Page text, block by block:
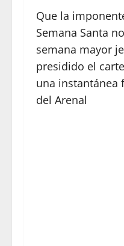
Que la
Semana Santa
semana mayor
presidido el
una instantánea
del Arenal